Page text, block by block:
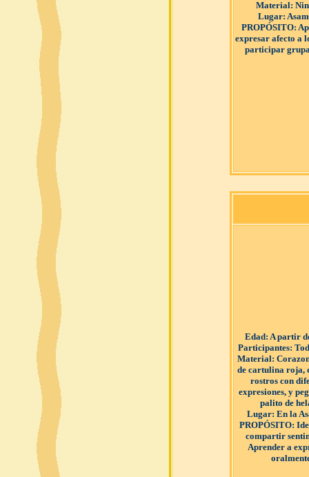
Material:
Lugar:
PROPÓSITO:
expresar afecto a
participar
Edad: A partir
Participantes:
Material:
de cartulina roja,
rostros con
expresiones, y
palito de
Lugar: En la
PROPÓSITO:
compartir
Aprender a